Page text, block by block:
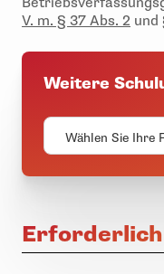
V. m. § 37 Abs. 2 und
Weitere
Wählen Sie Ihre